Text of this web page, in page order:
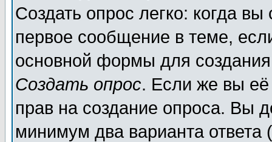
Создать опрос легко: когда
первое сообщение в теме,
основной формы для
Создать опрос. Если же вы её
прав на создание опроса. Вы
минимум два варианта ответа